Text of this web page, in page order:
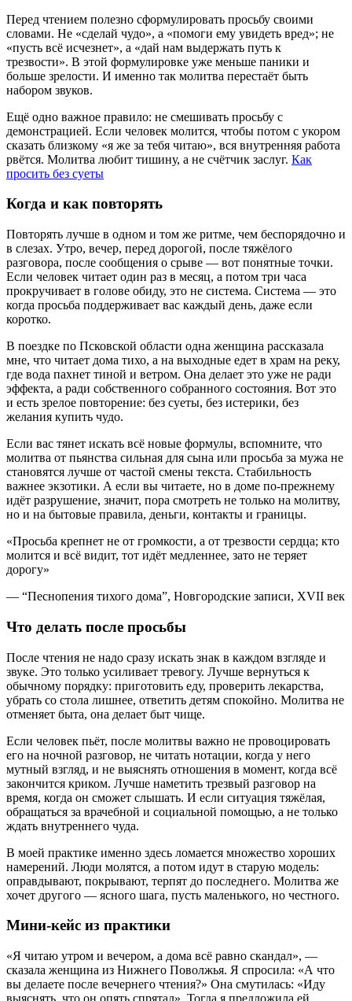
Перед чтением полезно сформулировать просьбу своими
словами. Не «сделай чудо», а «помоги ему увидеть вред»; не
«пусть всё исчезнет», а «дай нам выдержать путь к
трезвости». В этой формулировке уже меньше паники и
больше зрелости. И именно так молитва перестаёт быть
набором звуков.
Ещё одно важное правило: не смешивать просьбу с
демонстрацией. Если человек молится, чтобы потом с укором
сказать близкому «я же за тебя читаю», вся внутренняя работа
рвётся. Молитва любит тишину, а не счётчик заслуг. Как
просить без суеты
Когда и как повторять
Повторять лучше в одном и том же ритме, чем беспорядочно и
в слезах. Утро, вечер, перед дорогой, после тяжёлого
разговора, после сообщения о срыве — вот понятные точки.
Если человек читает один раз в месяц, а потом три часа
прокручивает в голове обиду, это не система. Система — это
когда просьба поддерживает вас каждый день, даже если
коротко.
В поездке по Псковской области одна женщина рассказала
мне, что читает дома тихо, а на выходные едет в храм на реку,
где вода пахнет тиной и ветром. Она делает это уже не ради
эффекта, а ради собственного собранного состояния. Вот это
и есть зрелое повторение: без суеты, без истерики, без
желания купить чудо.
Если вас тянет искать всё новые формулы, вспомните, что
молитва от пьянства сильная для сына или просьба за мужа не
становятся лучше от частой смены текста. Стабильность
важнее экзотики. А если вы читаете, но в доме по-прежнему
идёт разрушение, значит, пора смотреть не только на молитву,
но и на бытовые правила, деньги, контакты и границы.
«Просьба крепнет не от громкости, а от трезвости сердца; кто
молится и всё видит, тот идёт медленнее, зато не теряет
дорогу»
— “Песнопения тихого дома”, Новгородские записи, XVII век
Что делать после просьбы
После чтения не надо сразу искать знак в каждом взгляде и
звуке. Это только усиливает тревогу. Лучше вернуться к
обычному порядку: приготовить еду, проверить лекарства,
убрать со стола лишнее, ответить детям спокойно. Молитва не
отменяет быта, она делает быт чище.
Если человек пьёт, после молитвы важно не провоцировать
его на ночной разговор, не читать нотации, когда у него
мутный взгляд, и не выяснять отношения в момент, когда всё
закончится криком. Лучше наметить трезвый разговор на
время, когда он сможет слышать. И если ситуация тяжёлая,
обращаться за врачебной и социальной помощью, а не только
ждать внутреннего чуда.
В моей практике именно здесь ломается множество хороших
намерений. Люди молятся, а потом идут в старую модель:
оправдывают, покрывают, терпят до последнего. Молитва же
хочет другого — ясного шага, пусть маленького, но честного.
Мини-кейс из практики
«Я читаю утром и вечером, а дома всё равно скандал», —
сказала женщина из Нижнего Поволжья. Я спросила: «А что
вы делаете после вечернего чтения?» Она смутилась: «Иду
выяснять, что он опять спрятал». Тогда я предложила ей